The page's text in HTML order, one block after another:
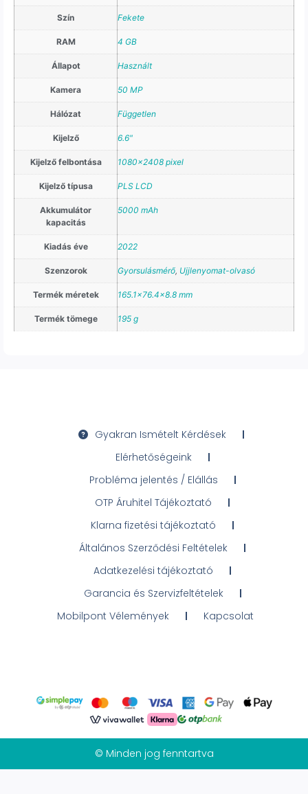
Szín Fekete
RAM 4 GB
Állapot Használt
Kamera 50 MP
Hálózat Független
Kijelző 6.6"
Kijelző felbontása 1080×2408 pixel
Kijelző típusa PLS LCD
Akkumulátor
kapacitás
5000 mAh
Kiadás éve 2022
Szenzorok Gyorsulásmérő, Ujjlenyomat-olvasó
Termék méretek 165.1×76.4×8.8 mm
Termék tömege 195 g
Gyakran Ismételt Kérdések
Elérhetőségeink
Probléma jelentés / Elállás
OTP Áruhitel Tájékoztató
Klarna fizetési tájékoztató
Általános Szerződési Feltételek
Adatkezelési tájékoztató
Garancia és Szervizfeltételek
Mobilpont Vélemények
Kapcsolat
© Minden jog fenntartva